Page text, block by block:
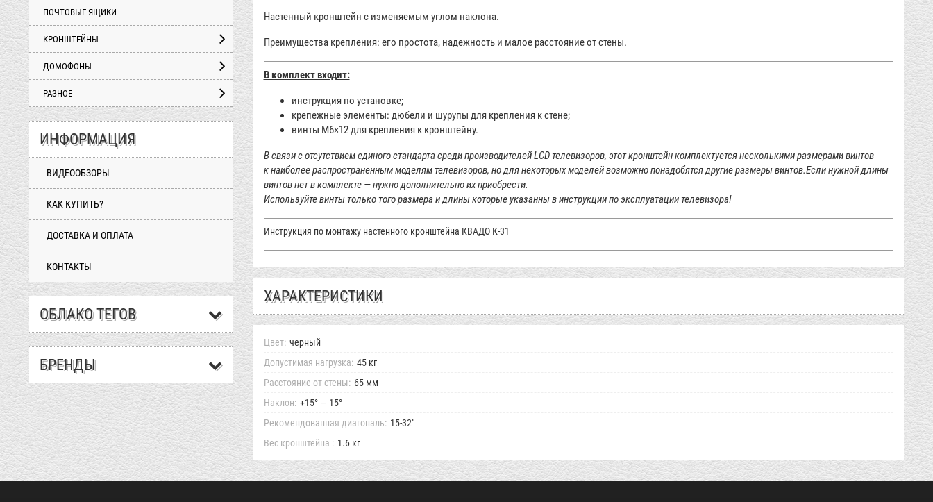
ПОЧТОВЫЕ ЯЩИКИ
КРОНШТЕЙНЫ
ДОМОФОНЫ
РАЗНОЕ
ИНФОРМАЦИЯ
ВИДЕООБЗОРЫ
КАК КУПИТЬ?
ДОСТАВКА И ОПЛАТА
КОНТАКТЫ
ОБЛАКО ТЕГОВ
БРЕНДЫ
Настенный кронштейн с изменяемым углом наклона.
Преимущества крепления: его простота, надежность и малое расстояниеот стены.
В комплект входит:
инструкция по установке;
крепежные элементы: дюбели и шурупы длякрепления к стене;
винты М6×12 для крепления к кронштейну.
В связис отсутствиемединого стандарта среди производителейLCD телевизоров, этот кронштейн комплектуется несколькими размерами винтов
к наиболеераспространенным моделям телевизоров, но длянекоторых моделей возможно понадобятся другие размеры винтов.Если нужнойдлины
винтов нетв комплекте— нужно дополнительноих приобрести.
Используйте винты только того размераи длиныкоторые указанныв инструкциипо эксплуатации телевизора!
Инструкция по монтажу настенного кронштейна КВАДО К-31
ХАРАКТЕРИСТИКИ
Цвет: черный
Допустимая нагрузка: 45 кг
Расстояние от стены: 65 мм
Наклон: +15° — 15°
Рекомендованная диагональ: 15-32"
Вес кронштейна : 1.6 кг